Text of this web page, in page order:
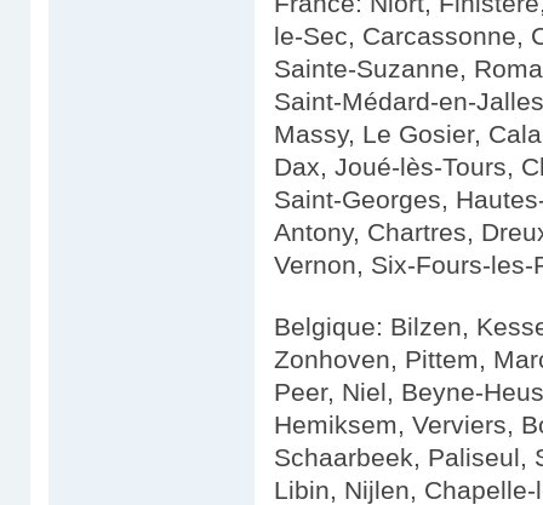
le-Sec, Carcassonne,
Sainte-Suzanne,
Saint-Médard-en-
Massy, Le Gosier,
Dax, Joué-lès-Tours,
Saint-Georges,
Antony, Chartres,
Vernon, Six-Fours-les-
Belgique: Bilzen,
Zonhoven, Pittem,
Peer, Niel, Beyne-
Hemiksem, Verviers,
Schaarbeek, Paliseul,
Libin, Nijlen,